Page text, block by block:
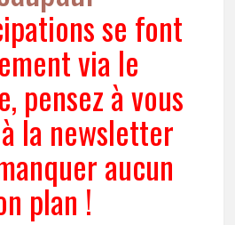
se font
via le
pensez à vous
la newsletter
aucun
plan !